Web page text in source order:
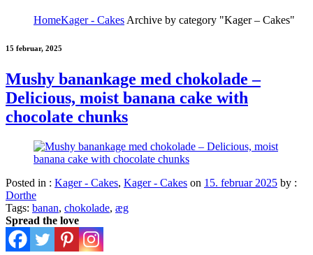
HomeKager - Cakes Archive by category "Kager – Cakes"
15 februar, 2025
Mushy banankage med chokolade –
Delicious, moist banana cake with
chocolate chunks
Posted in : Kager - Cakes, Kager - Cakes on 15. februar 2025 by :
Dorthe
Tags: banan, chokolade, æg
Spread the love